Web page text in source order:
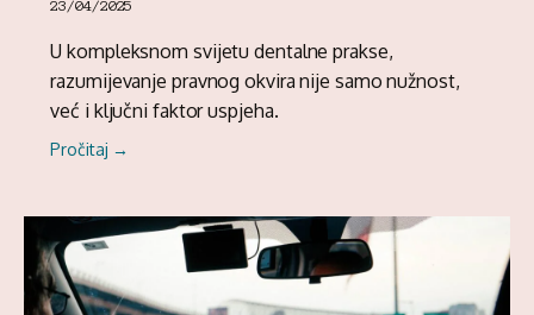
23/04/2025
U kompleksnom svijetu dentalne prakse,
razumijevanje pravnog okvira nije samo nužnost,
već i ključni faktor uspjeha.
Pročitaj →